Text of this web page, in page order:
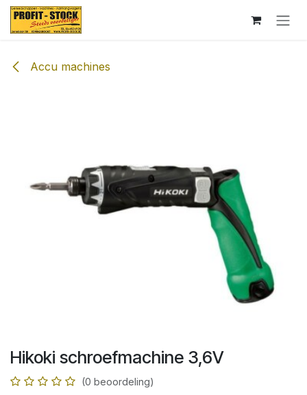
Overslaan naar inhoud
Accu machines
Hikoki schroefmachine 3,6V
(0 beoordeling)